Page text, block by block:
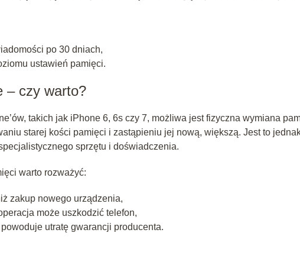
po 30 dniach,
ustawień pamięci.
– czy warto?
takich jak iPhone 6, 6s czy 7, możliwa jest fizyczna wymiana
starej kości pamięci i zastąpieniu jej nową, większą. Jest to
sprzętu i doświadczenia.
warto rozważyć:
zakup nowego urządzenia,
może uszkodzić telefon,
utratę gwarancji producenta.